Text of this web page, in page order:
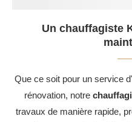
Un chauffagiste
Que ce soit pour un service
rénovation, notre
travaux de manière rapide,